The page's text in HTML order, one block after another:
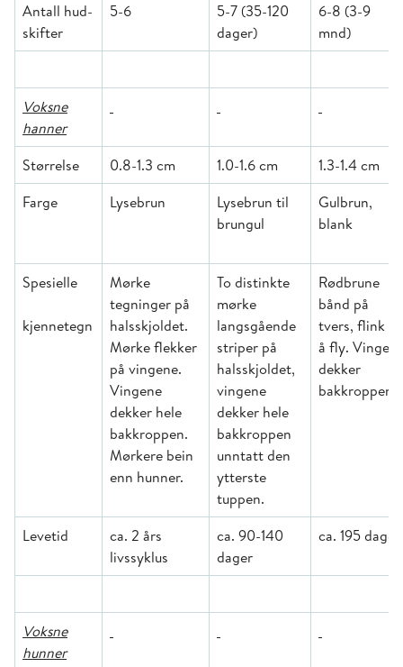
Antall hud-
skifter
5-6
5-7 (35-120
dager)
6-8 (3-9
mnd)
Voksne
hanner
Størrelse
0.8-1.3 cm 1.0-1.6 cm
1.3-1.4 cm
Farge
Lysebrun
Lysebrun til
brungul
Gulbrun,
blank
Spesielle
kjennetegn
Mørke
tegninger på
halsskjoldet.
Mørke flekker
på vingene.
Vingene
dekker hele
bakkroppen.
Mørkere bein
enn hunner.
To distinkte
mørke
langsgående
striper på
halsskjoldet,
vingene
dekker hele
bakkroppen
unntatt den
ytterste
tuppen.
Rødbrune
bånd på
tvers, flink til
å fly.
dekker
bakkroppen.
Levetid
ca. 2 års
livssyklus
ca. 90-140
dager
ca. 195 dager
Voksne
hunner